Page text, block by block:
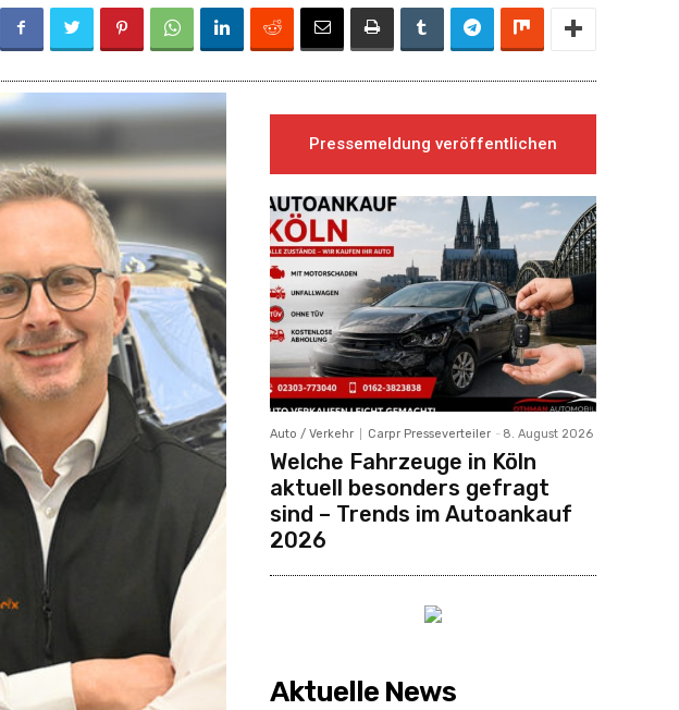
Pressemeldung veröffentlichen
Auto / Verkehr Carpr Presseverteiler - 8. August 2026
Welche Fahrzeuge in Köln
aktuell besonders gefragt
sind – Trends im Autoankauf
2026
Aktuelle News